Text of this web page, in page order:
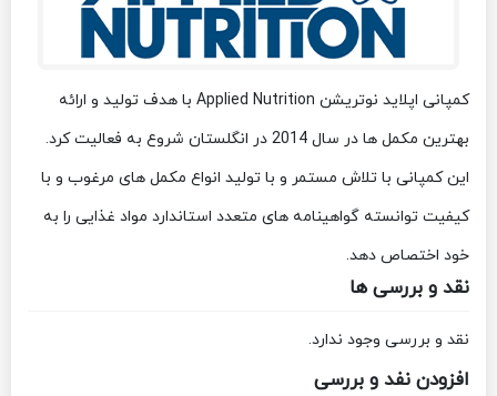
کمپانی اپلاید نوتریشن Applied Nutrition با هدف تولید و ارائه
بهترین مکمل ها در سال 2014 در انگلستان شروع به فعالیت کرد.
این کمپانی با تلاش مستمر و با تولید انواع مکمل های مرغوب و با
کیفیت توانسته گواهینامه های متعدد استاندارد مواد غذایی را به
خود اختصاص دهد.
نقد و بررسی ها
نقد و بررسی وجود ندارد.
افزودن نفد و بررسی